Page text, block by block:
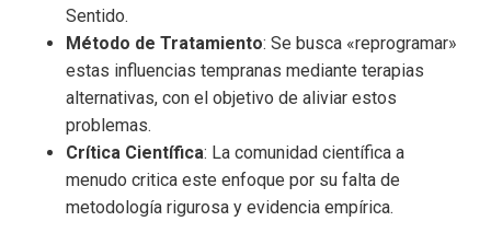
Sentido.
Método de Tratamiento: Se busca «reprogramar»
estas influencias tempranas mediante terapias
alternativas, con el objetivo de aliviar estos
problemas.
Crítica Científica: La comunidad científica a
menudo critica este enfoque por su falta de
metodología rigurosa y evidencia empírica.